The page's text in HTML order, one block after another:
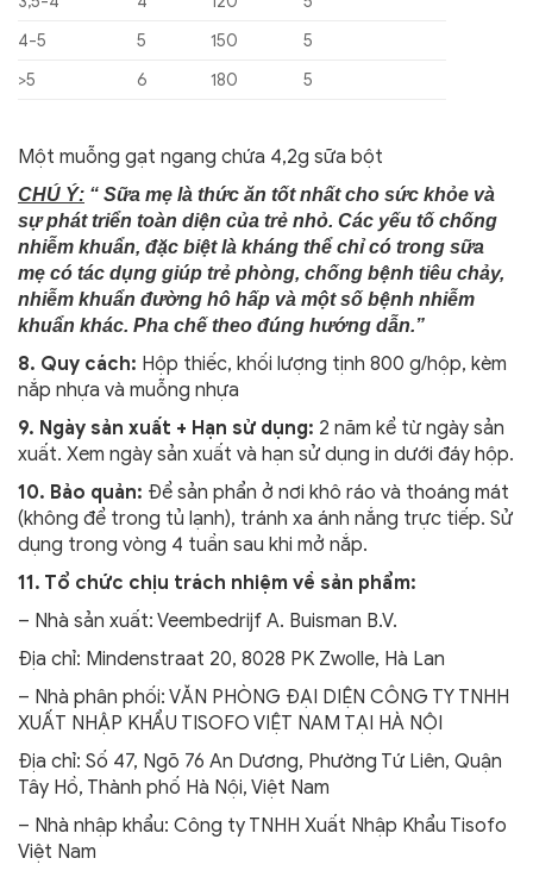
4-5
5 150
5
>5
6 180 5
Một muỗng gạt ngang chứa 4,2g sữa bột
CHÚ Ý: “ Sữa mẹ là thức ăn tốt nhất cho sức khỏe và
sự phát triển toàn diện của trẻ nhỏ. Các yếu tố chống
nhiễm khuẩn, đặc biệt là kháng thể chỉ có trong sữa
mẹ có tác dụng giúp trẻ phòng, chống bệnh tiêu chảy,
nhiễm khuẩn đường hô hấp và một số bệnh nhiễm
khuẩn khác. Pha chế theo đúng hướng dẫn.”
8. Quy cách: Hộp thiếc, khối lượng tịnh 800 g/hộp, kèm
nắp nhựa và muỗng nhựa
9. Ngày sản xuất + Hạn sử dụng: 2 năm kể từ ngày sản
xuất. Xem ngày sản xuất và hạn sử dụng in dưới đáy hộp.
10. Bảo quản: Để sản phẩn ở nơi khô ráo và thoáng mát
(không để trong tủ lạnh), tránh xa ánh nắng trực tiếp. Sử
dụng trong vòng 4 tuần sau khi mở nắp.
11. Tổ chức chịu trách nhiệm về sản phẩm:
– Nhà sản xuất: Veembedrijf A. Buisman B.V.
Địa chỉ: Mindenstraat 20, 8028 PK Zwolle, Hà Lan
– Nhà phân phối: VĂN PHÒNG ĐẠI DIỆN CÔNG TY TNHH
XUẤT NHẬP KHẨU TISOFO VIỆT NAM TẠI HÀ NỘI
Địa chỉ: Số 47, Ngõ 76 An Dương, Phường Tứ Liên, Quận
Tây Hồ, Thành phố Hà Nội, Việt Nam
– Nhà nhập khẩu: Công ty TNHH Xuất Nhập Khẩu Tisofo
Việt Nam